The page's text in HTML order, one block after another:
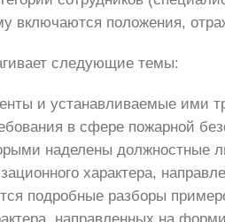
включаются положения,
следующие темы:
и устанавливаемые ими
в сфере пожарной
наделены должностные
характера,
подробные разборы